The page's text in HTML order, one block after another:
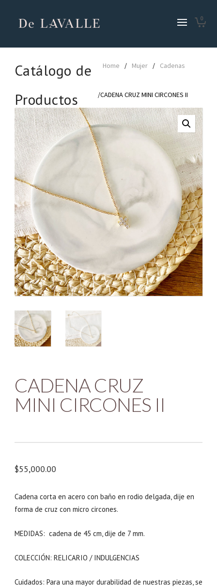
0
Catálogo de
Productos
Home / Mujer / Cadenas
/CADENA CRUZ MINI CIRCONES II
CADENA CRUZ
MINI CIRCONES II
$55,000.00
Cadena corta en acero con baño en rodio delgada, dije en
forma de cruz con micro circones.
MEDIDAS: cadena de 45 cm, dije de 7 mm.
COLECCIÓN: RELICARIO / INDULGENCIAS
Cuidados: Para una mayor durabilidad de nuestras piezas, se